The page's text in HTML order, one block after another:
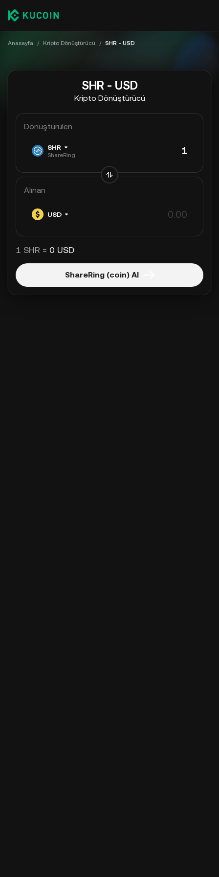
Anasayfa / Kripto Dönüştürücü / SHR - USD
SHR - USD
Kripto Dönüştürücü
Dönüştürülen
SHR
ShareRing
Alınan
USD
1 SHR = 0 USD
ShareRing (coin) Al